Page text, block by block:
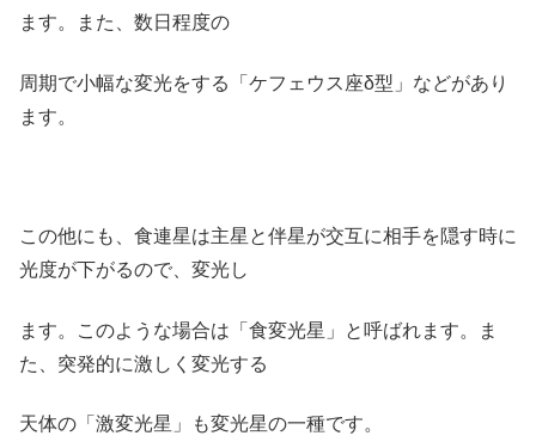
ます。また、数日程度の
周期で小幅な変光をする「ケフェウス座δ型」などがあり
ます。
この他にも、食連星は主星と伴星が交互に相手を隠す時に
光度が下がるので、変光し
ます。このような場合は「食変光星」と呼ばれます。ま
た、突発的に激しく変光する
天体の「激変光星」も変光星の一種です。